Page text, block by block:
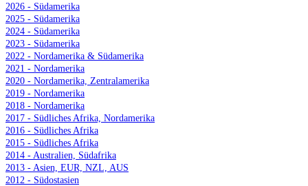
2026 - Südamerika
2025 - Südamerika
2024 - Südamerika
2023 - Südamerika
2022 - Nordamerika & Südamerika
2021 - Nordamerika
2020 - Nordamerika, Zentralamerika
2019 - Nordamerika
2018 - Nordamerika
2017 - Südliches Afrika, Nordamerika
2016 - Südliches Afrika
2015 - Südliches Afrika
2014 - Australien, Südafrika
2013 - Asien, EUR, NZL, AUS
2012 - Südostasien